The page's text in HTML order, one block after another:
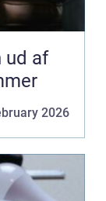
ud af
2026